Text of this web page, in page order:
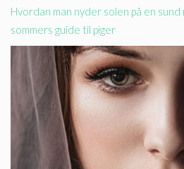
Hvordan man nyder solen på en
sommers guide til piger